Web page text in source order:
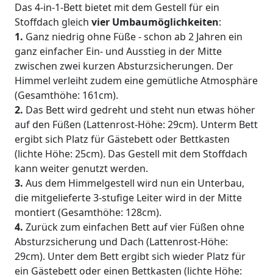
Das 4-in-1-Bett bietet mit dem Gestell für ein
Stoffdach gleich vier Umbaumöglichkeiten:
1. Ganz niedrig ohne Füße - schon ab 2 Jahren ein
ganz einfacher Ein- und Ausstieg in der Mitte
zwischen zwei kurzen Absturzsicherungen. Der
Himmel verleiht zudem eine gemütliche Atmosphäre
(Gesamthöhe: 161cm).
2. Das Bett wird gedreht und steht nun etwas höher
auf den Füßen (Lattenrost-Höhe: 29cm). Unterm Bett
ergibt sich Platz für Gästebett oder Bettkasten
(lichte Höhe: 25cm). Das Gestell mit dem Stoffdach
kann weiter genutzt werden.
3. Aus dem Himmelgestell wird nun ein Unterbau,
die mitgelieferte 3-stufige Leiter wird in der Mitte
montiert (Gesamthöhe: 128cm).
4. Zurück zum einfachen Bett auf vier Füßen ohne
Absturzsicherung und Dach (Lattenrost-Höhe:
29cm). Unter dem Bett ergibt sich wieder Platz für
ein Gästebett oder einen Bettkasten (lichte Höhe: